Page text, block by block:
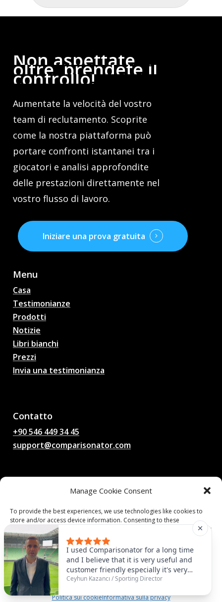
Manage Cookie Consent
To provide the best experiences, we use technologies like cookies to
store and/or access device information. Consenting to these
technologies will allow us to process data such as browsing behavior or
unique IDs on this site. Not consenting or withdrawing consent, may
adversely affect certain features and functions.
Accept
Politica sui cookieInformativa sulla privacy
Non aspettate
oltre,prendete il
controllo!
Aumentate la velocità del vostro
team di reclutamento. Scoprite
come la nostra piattaforma può
portare confronti istantanei tra i
giocatori e analisi approfondite
delle prestazioni direttamente nel
vostro flusso di lavoro.
Iniziare una prova gratuita
Menu
Casa
Testimonianze
Prodotti
Notizie
Libri bianchi
Prezzi
Invia una testimonianza
Contatto
+90 546 449 34 45
support@comparisonator.com
Termini e condizioni
Informativa sulla privacy
Politica sui cookie
© 2025 Comparisonator Inc. Tutti i diritti riservati.
I used Comparisonator for a long time
and I believe that it is very useful and
customer friendly especially it's very
useful to find some similar players that
Abubakar as number nine and it was
Ceyhun Kazancı /Sporting Director